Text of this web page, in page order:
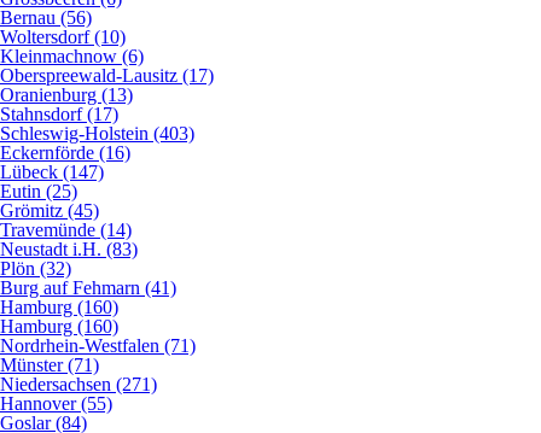
Bernau (56)
Woltersdorf (10)
Kleinmachnow (6)
Oberspreewald-Lausitz (17)
Oranienburg (13)
Stahnsdorf (17)
Schleswig-Holstein (403)
Eckernförde (16)
Lübeck (147)
Eutin (25)
Grömitz (45)
Travemünde (14)
Neustadt i.H. (83)
Plön (32)
Burg auf Fehmarn (41)
Hamburg (160)
Hamburg (160)
Nordrhein-Westfalen (71)
Münster (71)
Niedersachsen (271)
Hannover (55)
Goslar (84)